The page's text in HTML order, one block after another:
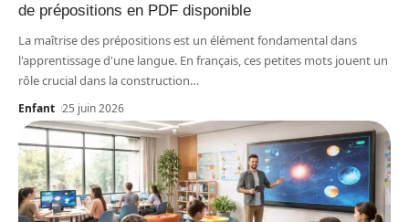
de prépositions en PDF disponible
La maîtrise des prépositions est un élément fondamental dans
l'apprentissage d'une langue. En français, ces petites mots jouent un
rôle crucial dans la construction…
Enfant 25 juin 2026